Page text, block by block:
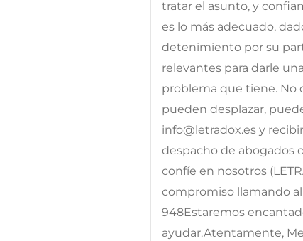
tratar el asunto, y
es lo más adecuado,
detenimiento por su
relevantes para darle
problema que tiene. No
pueden desplazar,
info@letradox.es y
despacho de abogados
confíe en nosotros
compromiso llamando
948Estaremos
ayudar.Atentamente,